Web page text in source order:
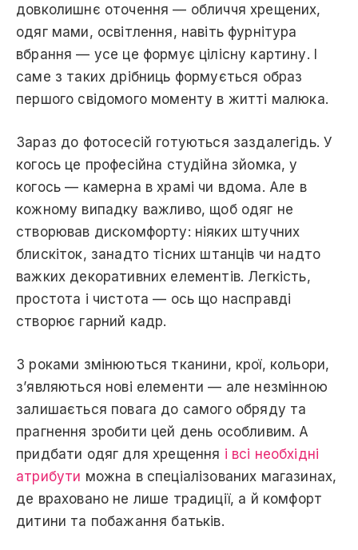
довколишнє оточення — обличчя хрещених,
одяг мами, освітлення, навіть фурнітура
вбрання — усе це формує цілісну картину. І
саме з таких дрібниць формується образ
першого свідомого моменту в житті малюка.
Зараз до фотосесій готуються заздалегідь. У
когось це професійна студійна зйомка, у
когось — камерна в храмі чи вдома. Але в
кожному випадку важливо, щоб одяг не
створював дискомфорту: ніяких штучних
блискіток, занадто тісних штанців чи надто
важких декоративних елементів. Легкість,
простота і чистота — ось що насправді
створює гарний кадр.
З роками змінюються тканини, крої, кольори,
з’являються нові елементи — але незмінною
залишається повага до самого обряду та
прагнення зробити цей день особливим. А
придбати одяг для хрещення і всі необхідні
атрибути можна в спеціалізованих магазинах,
де враховано не лише традиції, а й комфорт
дитини та побажання батьків.